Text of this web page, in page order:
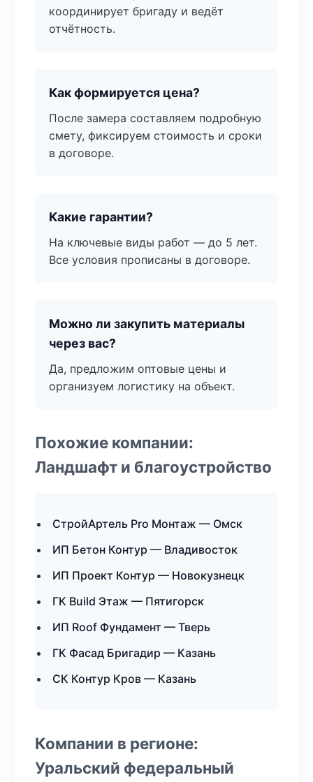
координирует бригаду и ведёт
отчётность.
Как формируется цена?
После замера составляем подробную
смету, фиксируем стоимость и сроки
в договоре.
Какие гарантии?
На ключевые виды работ — до 5 лет.
Все условия прописаны в договоре.
Можно ли закупить материалы
через вас?
Да, предложим оптовые цены и
организуем логистику на объект.
Похожие компании:
Ландшафт и благоустройство
СтройАртель Pro Монтаж — Омск
ИП Бетон Контур — Владивосток
ИП Проект Контур — Новокузнецк
ГК Build Этаж — Пятигорск
ИП Roof Фундамент — Тверь
ГК Фасад Бригадир — Казань
СК Контур Кров — Казань
Компании в регионе:
Уральский федеральный